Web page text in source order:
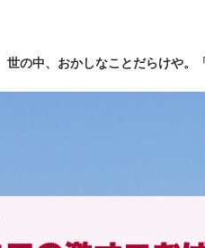
世の中、おかしなことだらけや。